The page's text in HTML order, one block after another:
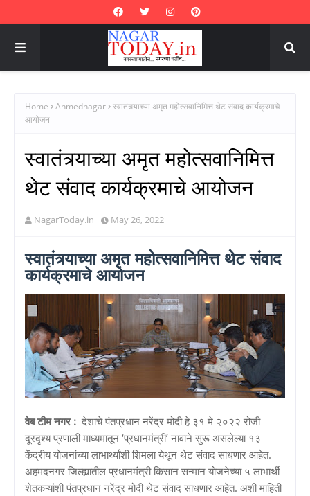
Home Ahmednagar स्वातंत्र्याच्या अमृत महोत्सवानिमित्त थेट संवाद कार्यक्रमाचे
आयोजन
स्वातंत्र्याच्या अमृत महोत्सवानिमित्त
थेट संवाद कार्यक्रमाचे आयोजन
NagarToday.in May 26, 2022
स्वातंत्र्याच्या अमृत महोत्सवानिमित्त थेट संवाद
कार्यक्रमाचे आयोजन
वेब टीम नगर : देशाचे पंतप्रधान नरेंद्र मोदी हे ३१ मे २०२२ रोजी
दूरदृश्य प्रणाली माध्यमातून ‘प्रधानमंत्री’ नावाने सुरू असलेल्या १३
केंद्रीय योजनांच्या लाभार्थ्यांशी शिमला येथून थेट संवाद साधणार आहेत.
अहमदनगर जिल्ह्यातील प्रधानमंत्री किसान सन्मान योजनेच्या ५ लाभार्थी
शेतकऱ्यांशी पंतप्रधान नरेंद्र मोदी थेट संवाद साधणार आहेत. अशी माहिती